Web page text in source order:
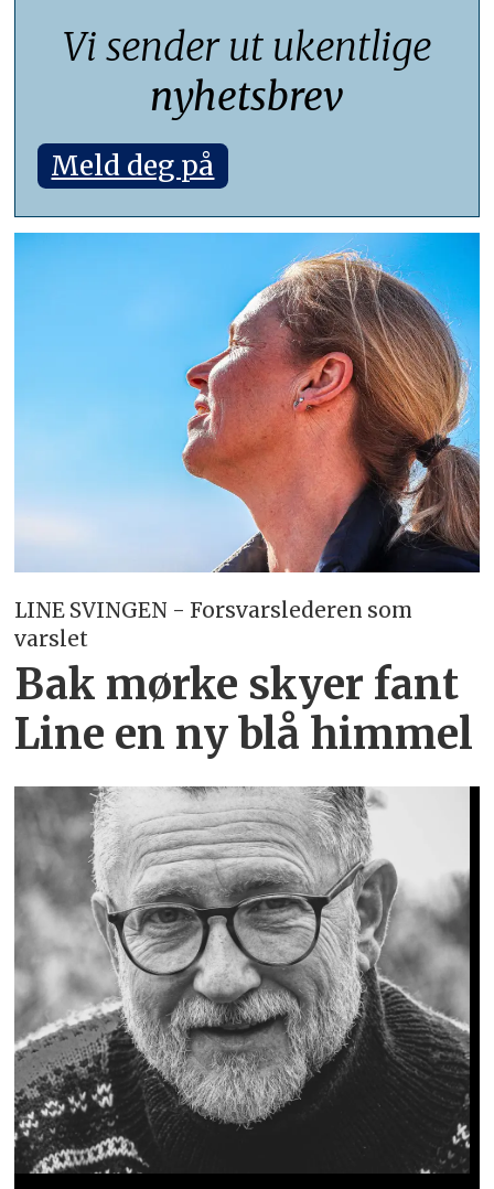
Vi sender ut ukentlige
nyhetsbrev
Meld deg på
LINE SVINGEN - Forsvarslederen som
varslet
Bak mørke skyer fant
Line en ny blå himmel